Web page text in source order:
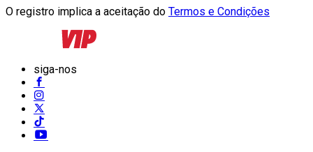
O registro implica a aceitação do Termos e Condições
siga-nos